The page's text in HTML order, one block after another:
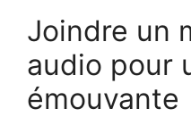
Joindre un
audio pour
émouvante